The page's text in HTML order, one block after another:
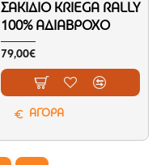
ΣΑΚΊΔΙΟ KRIEGA RALLY
100% ΑΔΙΆΒΡΟΧΟ
79,00€
ΑΓΟΡΑ